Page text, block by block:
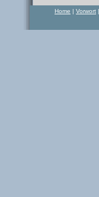
Home | Vorwort |